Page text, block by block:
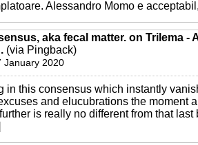
Alessandro Momo e
aka fecal matter. on Trilema -
(via Pingback)
January 2020
in this consensus which instantly
and elucubrations the moment
is really no different from that last